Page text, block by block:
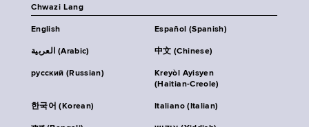
Chwazi Lang
English Español (Spanish)
العربية (Arabic) 中文 (Chinese)
русский (Russian)
Kreyòl Ayisyen
(Haitian-Creole)
한국어 (Korean) Italiano (Italian)